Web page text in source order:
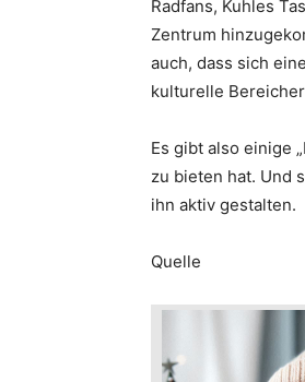
Radfans, Kuhles
Zentrum
auch, dass sich
kulturelle
Es gibt also einige
zu bieten hat. Und
ihn aktiv gestalten.
Quelle